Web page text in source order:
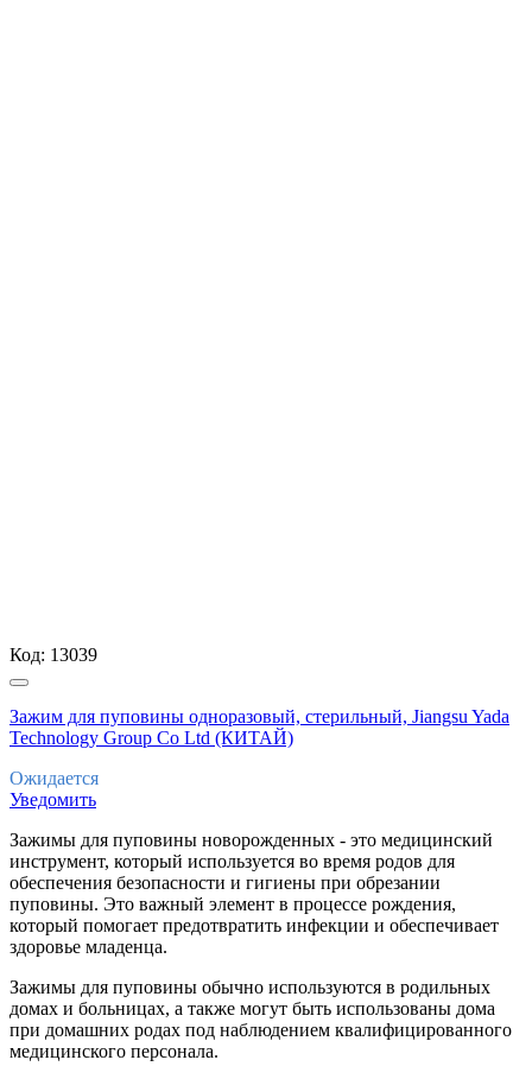
Код: 13039
Зажим для пуповины одноразовый, стерильный, Jiangsu Yada
Technology Group Co Ltd (КИТАЙ)
Ожидается
Уведомить
Зажимы для пуповины новорожденных - это медицинский
инструмент, который используется во время родов для
обеспечения безопасности и гигиены при обрезании
пуповины. Это важный элемент в процессе рождения,
который помогает предотвратить инфекции и обеспечивает
здоровье младенца.
Зажимы для пуповины обычно используются в родильных
домах и больницах, а также могут быть использованы дома
при домашних родах под наблюдением квалифицированного
медицинского персонала.